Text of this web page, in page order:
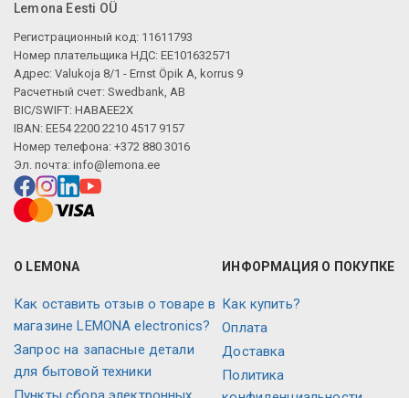
Lemona Eesti OÜ
Регистрационный код: 11611793
Номер плательщика НДС: EE101632571
Адрес: Valukoja 8/1 - Ernst Öpik A, korrus 9
Расчетный счет: Swedbank, AB
BIC/SWIFT: HABAEE2X
IBAN: EE54 2200 2210 4517 9157
Номер телефона: +372 880 3016
Эл. почта: info@lemona.ee
О LEMONA
Как оставить отзыв о товаре в
магазине LEMONA electronics?
Запрос на запасные детали
для бытовой техники
ИНФОРМАЦИЯ О ПОКУПКЕ
Как купить?
Оплата
Доставка
Политика